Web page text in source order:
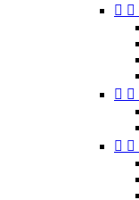
 
 
 